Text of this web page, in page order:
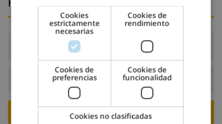
Horario de llegada y salida
Llegada:Desde 16:00 antes de 18:00
Salida:Antes de: 10:00
RESERVE ESTE CHALÉ ›
CATALAN
ITALIAN
DANISH
Cookies
estrictamente
necesarias
Cookies de
rendimiento
Cookies de
preferencias
Cookies de
funcionalidad
Cookies no clasificadas